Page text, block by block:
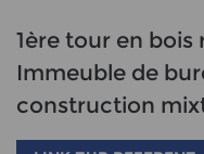
1ère tour en bois
Immeuble de
construction